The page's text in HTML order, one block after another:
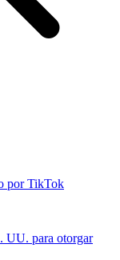
por TikTok
UU. para otorgar